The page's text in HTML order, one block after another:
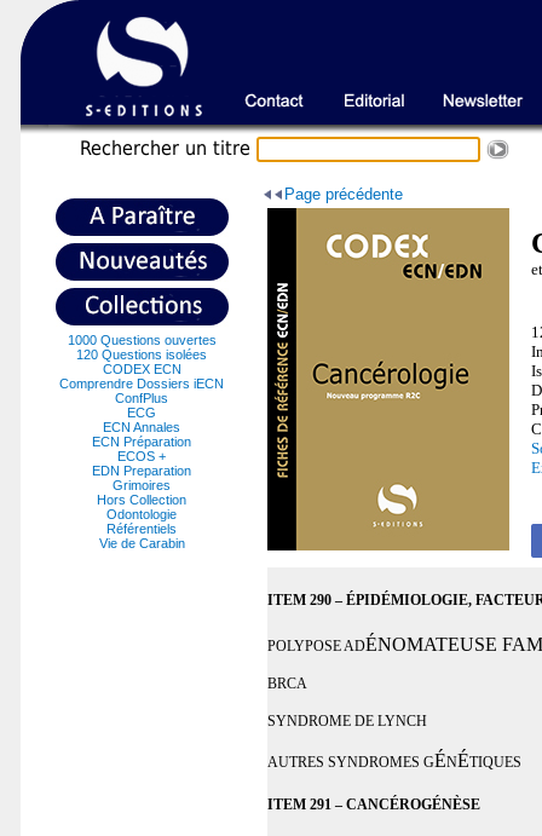
Rechercher un titre
1000 Questions ouvertes
120 Questions isolées
CODEX ECN
Comprendre Dossiers iECN
ConfPlus
ECG
ECN Annales
ECN Préparation
ECOS +
EDN Preparation
Grimoires
Hors Collection
Odontologie
Référentiels
Vie de Carabin
Page précédente
ITEM 290 – ÉPIDÉMIOLOGIE,
POLYPOSE ADÉNOMATEUSE
BRCA
SYNDROME DE LYNCH
AUTRES SYNDROMES GÉNÉTIQUES
ITEM 291 – CANCÉROGÉNÈSE